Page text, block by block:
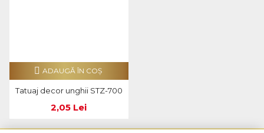
Tatuaj decor unghii STZ-700
2,05 Lei
ADAUGĂ ÎN COŞ